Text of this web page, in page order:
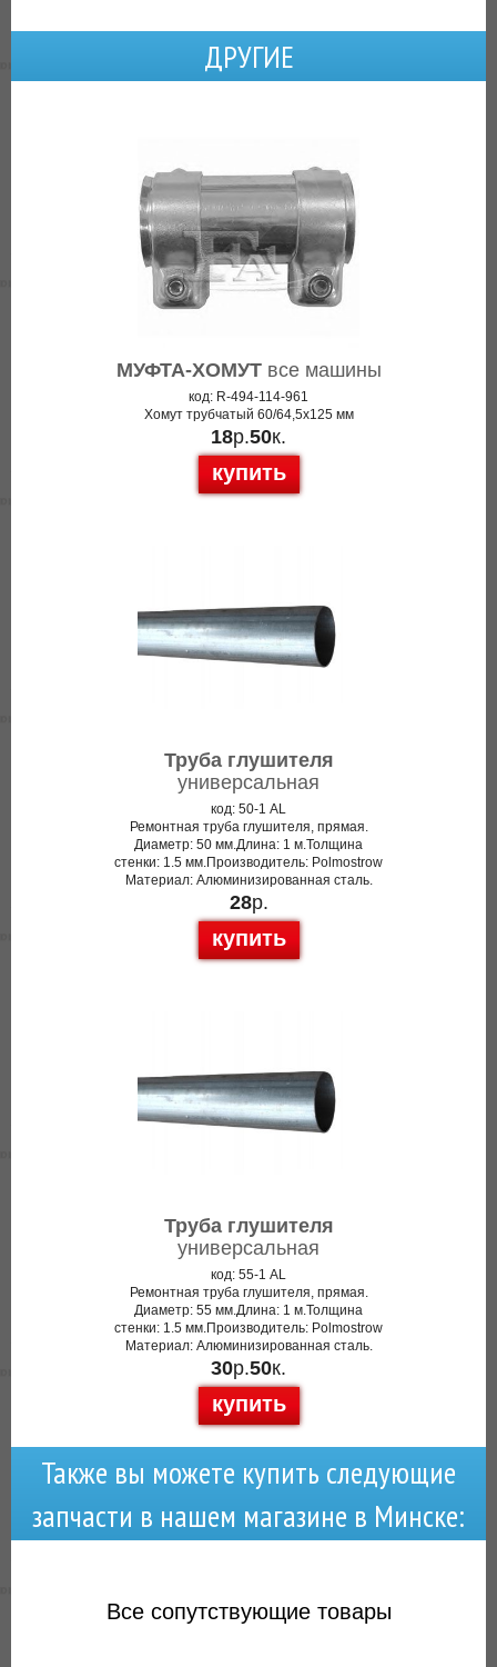
ДРУГИЕ
МУФТА-ХОМУТвсе машины
код: R-494-114-961
Хомут трубчатый 60/64,5x125 мм
18р.50к.
купить
Труба глушителя
универсальная
код: 50-1 AL
Ремонтная труба глушителя, прямая.
Диаметр: 50 мм.Длина: 1 м.Толщина
стенки: 1.5 мм.Производитель: Polmostrow
Материал: Алюминизированная сталь.
28р.
купить
Труба глушителя
универсальная
код: 55-1 AL
Ремонтная труба глушителя, прямая.
Диаметр: 55 мм.Длина: 1 м.Толщина
стенки: 1.5 мм.Производитель: Polmostrow
Материал: Алюминизированная сталь.
30р.50к.
купить
Также вы можете купить следующие
запчасти в нашем магазине в Минске:
Все сопутствующие товары